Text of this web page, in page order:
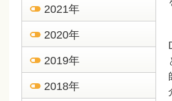
2021年
2020年
2019年
2018年